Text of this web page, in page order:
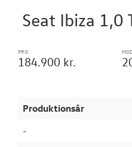
Seat Ibiza 1,0
PRIS
184.900 kr.
Produktionsår
-